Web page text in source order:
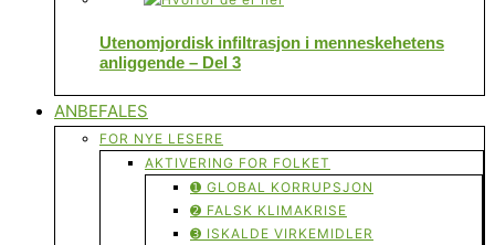
Utenomjordisk infiltrasjon i menneskehetens
anliggende – Del 3
ANBEFALES
FOR NYE LESERE
AKTIVERING FOR FOLKET
➊ GLOBAL KORRUPSJON
➋ FALSK KLIMAKRISE
➌ ISKALDE VIRKEMIDLER